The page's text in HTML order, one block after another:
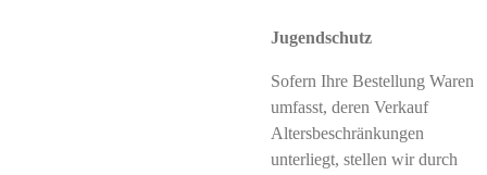
Jugendschutz
Sofern Ihre Bestellung Waren
umfasst, deren Verkauf
Altersbeschränkungen
unterliegt, stellen wir durch